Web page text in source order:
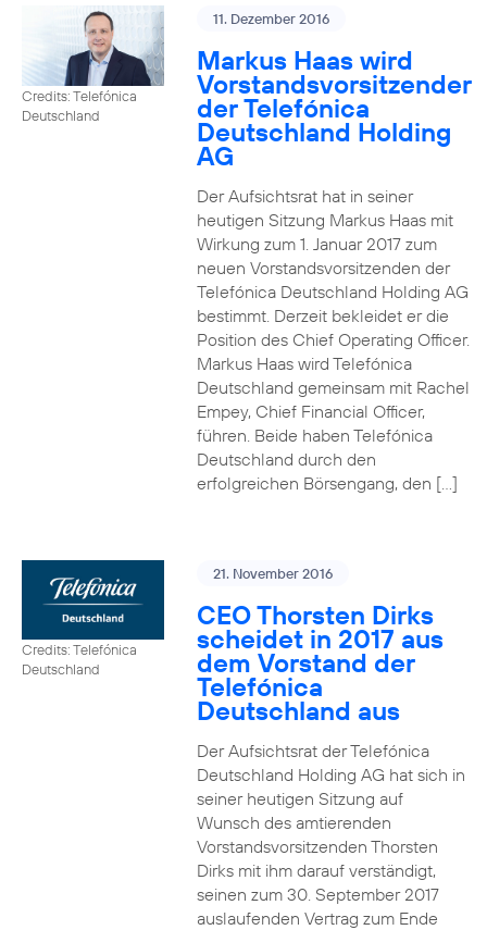
Credits: Telefónica
Deutschland
11. Dezember 2016
Markus Haas wird
Vorstandsvorsitzender
der Telefónica
Deutschland Holding
AG
Der Aufsichtsrat hat in seiner
heutigen Sitzung Markus Haas mit
Wirkung zum 1. Januar 2017 zum
neuen Vorstandsvorsitzenden der
Telefónica Deutschland Holding AG
bestimmt. Derzeit bekleidet er die
Position des Chief Operating Officer.
Markus Haas wird Telefónica
Deutschland gemeinsam mit Rachel
Empey, Chief Financial Officer,
führen. Beide haben Telefónica
Deutschland durch den
erfolgreichen Börsengang, den […]
Credits: Telefónica
Deutschland
21. November 2016
CEO Thorsten Dirks
scheidet in 2017 aus
dem Vorstand der
Telefónica
Deutschland aus
Der Aufsichtsrat der Telefónica
Deutschland Holding AG hat sich in
seiner heutigen Sitzung auf
Wunsch des amtierenden
Vorstandsvorsitzenden Thorsten
Dirks mit ihm darauf verständigt,
seinen zum 30. September 2017
auslaufenden Vertrag zum Ende